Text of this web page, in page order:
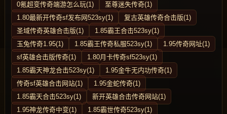
0氪超变传奇端游怎么玩(1)
至尊迷失传奇(1)
1.80最新开传奇sf发布网523sy(1)
复古英雄传奇合击版(1)
圣域传奇英雄合击版(1)
1.85霸王合击523sy(1)
玉兔传奇1.95(1)
1.85霸王传奇私服523sy(1)
1.95传奇网址(1)
sf英雄合击版传奇(1)
1.80月卡传奇sf523sy(1)
1.85霸天神龙合击523sy(1)
1.95金牛无内功传奇(1)
传奇sf英雄合击网站(1)
1.95金蛇传奇(1)
1.85霸天合击523sy(1)
新开英雄合击传奇网站(1)
1.95神龙传奇中变(1)
1.85霸世传奇523sy(1)